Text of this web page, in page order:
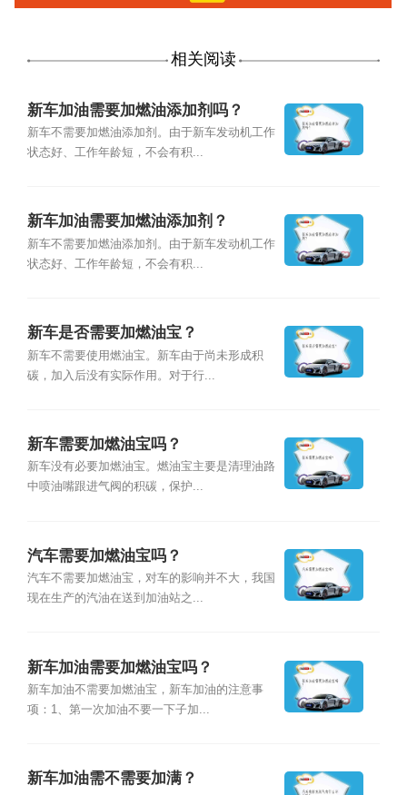
相关阅读
新车加油需要加燃油添加剂吗？
新车不需要加燃油添加剂。由于新车发动机工作
状态好、工作年龄短，不会有积...
新车加油需要加燃油添加剂？
新车不需要加燃油添加剂。由于新车发动机工作
状态好、工作年龄短，不会有积...
新车是否需要加燃油宝？
新车不需要使用燃油宝。新车由于尚未形成积
碳，加入后没有实际作用。对于行...
新车需要加燃油宝吗？
新车没有必要加燃油宝。燃油宝主要是清理油路
中喷油嘴跟进气阀的积碳，保护...
汽车需要加燃油宝吗？
汽车不需要加燃油宝，对车的影响并不大，我国
现在生产的汽油在送到加油站之...
新车加油需要加燃油宝吗？
新车加油不需要加燃油宝，新车加油的注意事
项：1、第一次加油不要一下子加...
新车加油需不需要加满？